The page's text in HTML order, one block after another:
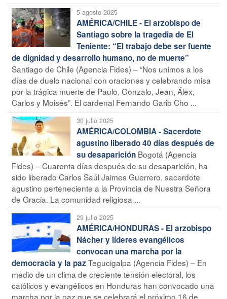
5 agosto 2025
AMÉRICA/CHILE - El arzobispo de
Santiago sobre la tragedia de El
Teniente: “El trabajo debe ser fuente
de dignidad y desarrollo humano, no de muerte”
Santiago de Chile (Agencia Fides) – “Nos unimos a los
días de duelo nacional con oraciones y celebrando misa
por la trágica muerte de Paulo, Gonzalo, Jean, Álex,
Carlos y Moisés”. El cardenal Fernando Garib Cho ...
30 julio 2025
AMÉRICA/COLOMBIA - Sacerdote
agustino liberado 40 días después de
su desaparición Bogotá (Agencia
Fides) – Cuarenta días después de su desaparición, ha
sido liberado Carlos Saúl Jaimes Guerrero, sacerdote
agustino perteneciente a la Provincia de Nuestra Señora
de Gracia. La comunidad religiosa ...
29 julio 2025
AMÉRICA/HONDURAS - El arzobispo
Nácher y líderes evangélicos
convocan una marcha por la
democracia y la pazTegucigalpa (Agencia Fides) – En
medio de un clima de creciente tensión electoral, los
católicos y evangélicos en Honduras han convocado una
marcha por la paz que se celebrará el próximo 16 de